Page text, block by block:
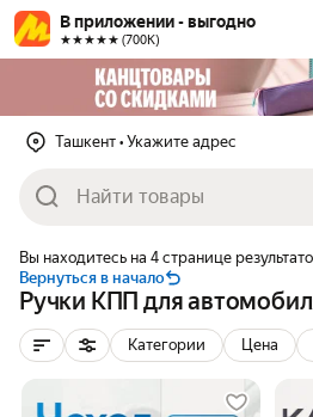
В приложении - выгодно
★★★★★ (700К)
Ташкент • Укажите адрес
Вы находитесь на 4 странице
Вернуться в начало
Ручки КПП для
Категории Цена